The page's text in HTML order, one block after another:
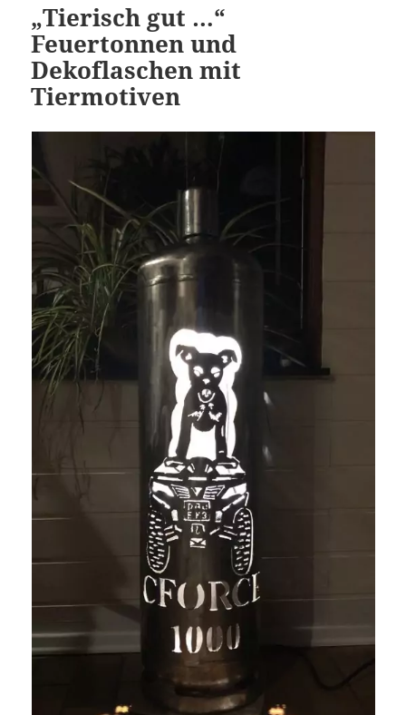
„Tierisch gut …“
Feuertonnen und
Dekoflaschen mit
Tiermotiven